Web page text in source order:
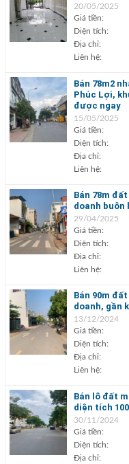
20/05/2025
Giá tiền:
Diện tích:
Địa chỉ:
Liên hệ:
Bán 78m2
Phúc Lợi,
được ngay
15/05/2025
Giá tiền:
Diện tích:
Địa chỉ:
Liên hệ:
Bán 78m
doanh buôn
29/04/2025
Giá tiền:
Diện tích:
Địa chỉ:
Liên hệ:
Bán 90m
doanh, gần
13/12/2024
Giá tiền:
Diện tích:
Địa chỉ:
Liên hệ:
Bán lô đất
diện tích
30/11/2024
Giá tiền:
Diện tích:
Địa chỉ: